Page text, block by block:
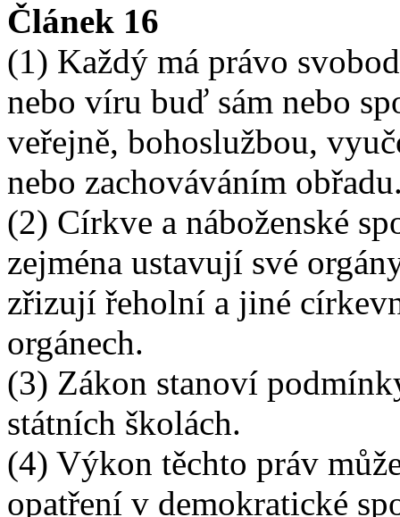
Článek 16
(1) Každý má právo
nebo víru buď sám nebo
veřejně, bohoslužbou,
nebo zachováváním
(2) Církve a náboženské
zejména ustavují své
zřizují řeholní a jiné
orgánech.
(3) Zákon stanoví
státních školách.
(4) Výkon těchto práv
opatření v demokratické